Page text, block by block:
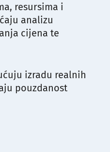
resursima i
analizu
cijena te
izradu realnih
pouzdanost